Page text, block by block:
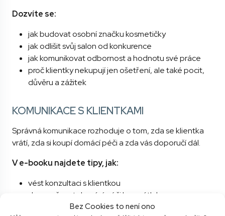
Bez Cookies to není ono
Dozvíte se:
jak budovat osobní značku kosmetičky
jak odlišit svůj salon od konkurence
jak komunikovat odbornost a hodnotu své práce
proč klientky nekupují jen ošetření, ale také pocit,
důvěru a zážitek
KOMUNIKACE S KLIENTKAMI
Správná komunikace rozhoduje o tom, zda se klientka
vrátí, zda si koupí domácí péči a zda vás doporučí dál.
V e-booku najdete tipy, jak:
vést konzultaci s klientkou
doporučovat domácí péči bez nátlaku
komunikovat cenu služby